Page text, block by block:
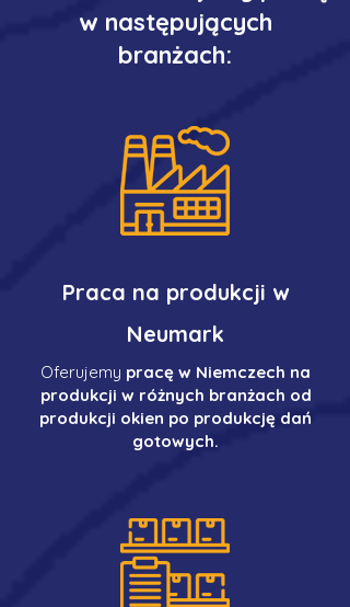
w następujących
branżach:
Praca na produkcji w
Neumark
Oferujemy pracę w Niemczech na
produkcji w różnych branżach od
produkcji okien po produkcję dań
gotowych.